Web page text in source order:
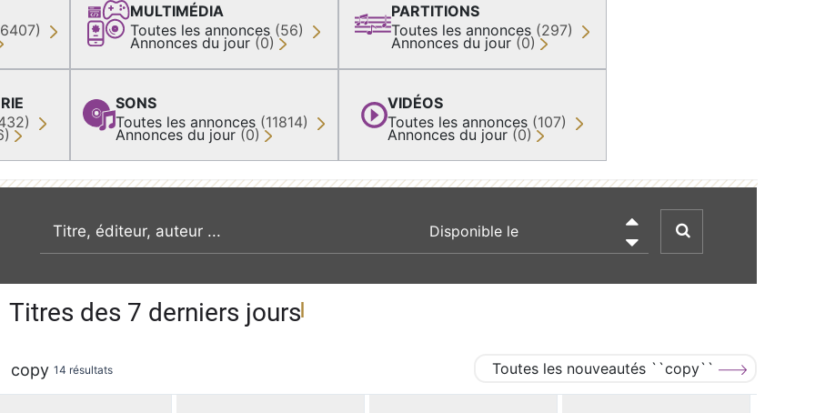
MULTIMÉDIA
Toutes les annonces (56)
Annonces du jour (0)
SONS
Toutes les annonces (11814)
Annonces du jour (0)
PARTITIONS
Toutes les annonces (297)
Annonces du jour (0)
VIDÉOS
Toutes les annonces (107)
Annonces du jour (0)
recherche par mot clé

Titres des 7 derniers jours
copy 14 résultats Toutes les nouveautés ``copy``